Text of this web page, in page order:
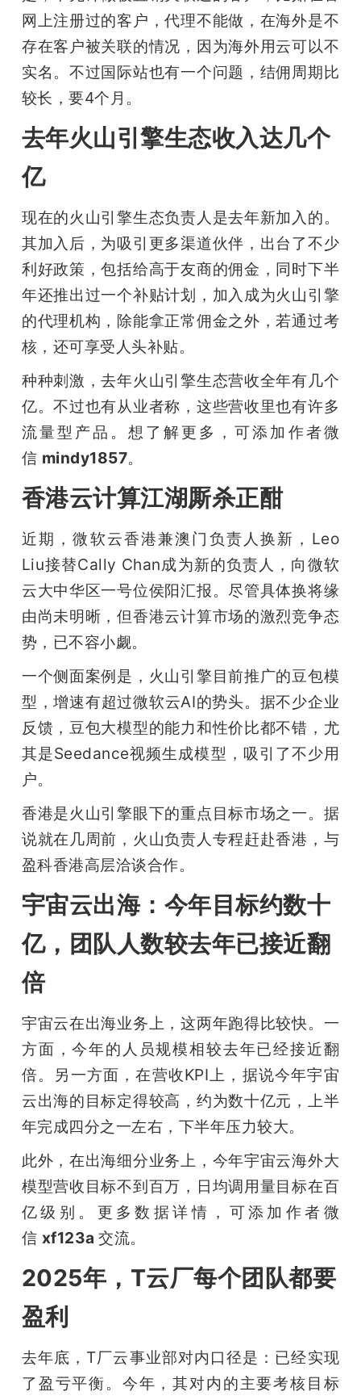
网上注册过的客户，代理不能做，在海外是不
存在客户被关联的情况，因为海外用云可以不
实名。不过国际站也有一个问题，结佣周期比
较长，要4个月。
去年火山引擎生态收入达几个
亿
现在的火山引擎生态负责人是去年新加入的。
其加入后，为吸引更多渠道伙伴，出台了不少
利好政策，包括给高于友商的佣金，同时下半
年还推出过一个补贴计划，加入成为火山引擎
的代理机构，除能拿正常佣金之外，若通过考
核，还可享受人头补贴。
种种刺激，去年火山引擎生态营收全年有几个
亿。不过也有从业者称，这些营收里也有许多
流量型产品。想了解更多，可添加作者微
信 mindy1857。
香港云计算江湖厮杀正酣
近期，微软云香港兼澳门负责人换新，Leo
Liu接替Cally Chan成为新的负责人，向微软
云大中华区一号位侯阳汇报。尽管具体换将缘
由尚未明晰，但香港云计算市场的激烈竞争态
势，已不容小觑。
一个侧面案例是，火山引擎目前推广的豆包模
型，增速有超过微软云AI的势头。据不少企业
反馈，豆包大模型的能力和性价比都不错，尤
其是Seedance视频生成模型，吸引了不少用
户。
香港是火山引擎眼下的重点目标市场之一。据
说就在几周前，火山负责人专程赶赴香港，与
盈科香港高层洽谈合作。
宇宙云出海：今年目标约数十
亿，团队人数较去年已接近翻
倍
宇宙云在出海业务上，这两年跑得比较快。一
方面，今年的人员规模相较去年已经接近翻
倍。另一方面，在营收KPI上，据说今年宇宙
云出海的目标定得较高，约为数十亿元，上半
年完成四分之一左右，下半年压力较大。
此外，在出海细分业务上，今年宇宙云海外大
模型营收目标不到百万，日均调用量目标在百
亿级别。更多数据详情，可添加作者微
信 xf123a 交流。
2025年，T云厂每个团队都要
盈利
去年底，T厂云事业部对内口径是：已经实现
了盈亏平衡。今年，其对内的主要考核目标